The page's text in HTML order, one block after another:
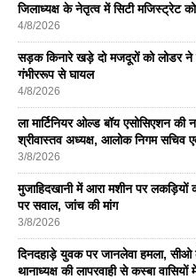
जिलाध्यक्ष के नेतृत्व में सिटी मजिस्ट्रेट को
4/8/2026
सड़क किनारे खड़े दो मजदूरों को लोडर ने
गंभीररूप से घायल
4/8/2026
ला मार्टिनियर ओल्ड बॉय एसोसिएशन की
श्रीवास्तव अध्यक्ष, आलोक निगम सचिव
3/8/2026
मुजाहिदखानी में आरा मशीन पर लकड़ियों
पर सवाल, जांच की मांग
3/8/2026
दिनदहाड़े युवक पर जानलेवा हमला,
थानाध्यक्ष की लापरवाही से कस्बा